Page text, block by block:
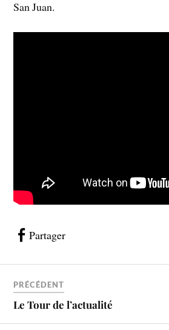
San Juan.
Partager
PRÉCÉDENT
Le Tour de l’actualité